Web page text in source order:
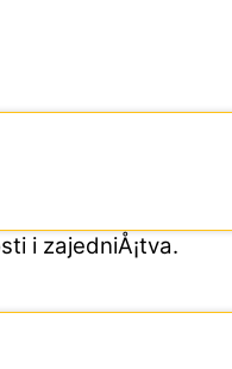
i zajedniÅ¡tva.